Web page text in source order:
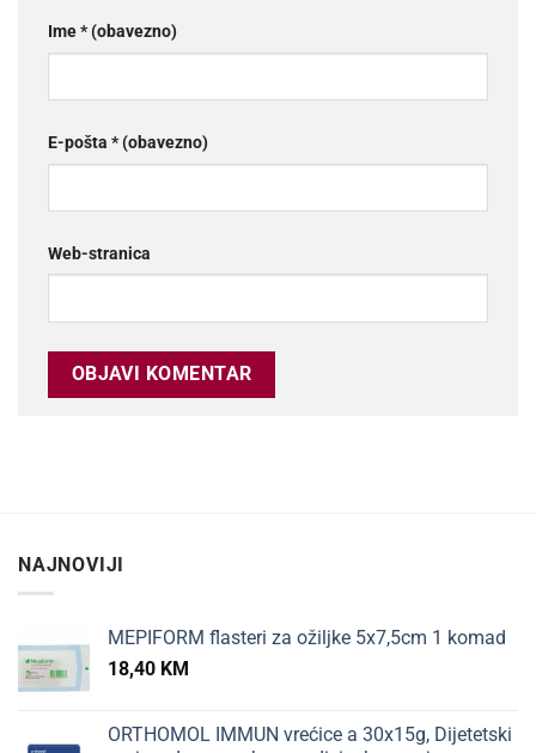
Ime* (obavezno)
E-pošta * (obavezno)
Web-stranica
NAJNOVIJI
MEPIFORM flasteri za ožiljke 5x7,5cm 1 komad
18,40 KM
ORTHOMOL IMMUN vrećice a 30x15g, Dijetetski